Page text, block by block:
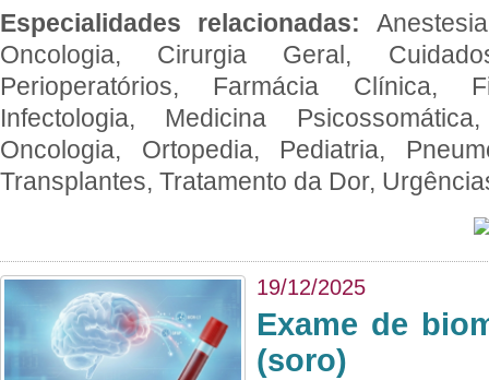
Especialidades relacionadas:
Oncologia, Cirurgia Geral,
Perioperatórios, Farmácia Clínica,
Infectologia, Medicina
Oncologia, Ortopedia, Pediatria,
Transplantes, Tratamento da Dor,
19/12/2025
Exame de
(soro)